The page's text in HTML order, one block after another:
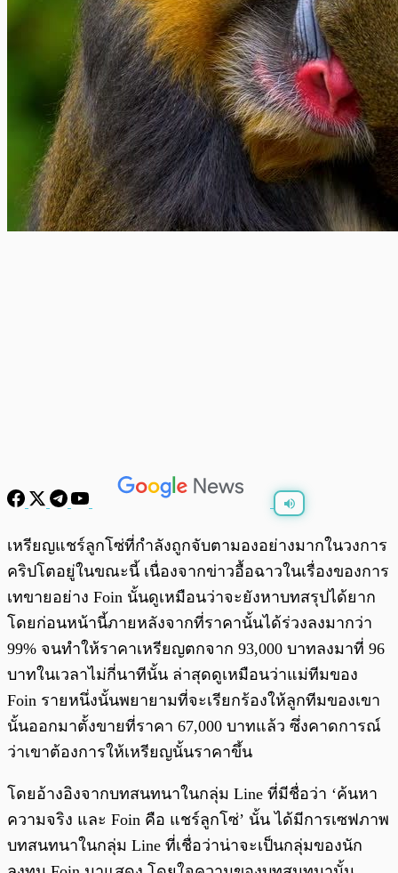
พร้อมเล่น /
เหรียญแชร์ลูกโซ่ที่กำลังถูกจับตามองอย่างมากในวงการ
คริปโตอยู่ในขณะนี้ เนื่องจากข่าวอื้อฉาวในเรื่องของการ
เทขายอย่าง Foin นั้นดูเหมือนว่าจะยังหาบทสรุปได้ยาก
โดยก่อนหน้านี้ภายหลังจากที่ราคานั้นได้ร่วงลงมากว่า
99% จนทำให้ราคาเหรียญตกจาก 93,000 บาทลงมาที่ 96
บาทในเวลาไม่กี่นาทีนั้น ล่าสุดดูเหมือนว่าแม่ทีมของ
Foin รายหนึ่งนั้นพยายามที่จะเรียกร้องให้ลูกทีมของเขา
นั้นออกมาตั้งขายที่ราคา 67,000 บาทแล้ว ซึ่งคาดการณ์
ว่าเขาต้องการให้เหรียญนั้นราคาขึ้น
โดยอ้างอิงจากบทสนทนาในกลุ่ม Line ที่มีชื่อว่า ‘ค้นหา
ความจริง และ Foin คือ แชร์ลูกโซ่’ นั้น ได้มีการเซฟภาพ
บทสนทนาในกลุ่ม Line ที่เชื่อว่าน่าจะเป็นกลุ่มของนัก